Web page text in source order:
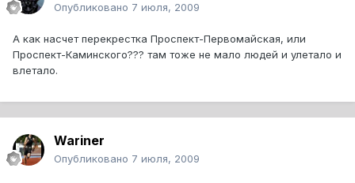
Опубликовано 7 июля, 2009
А как насчет перекрестка Проспект-Первомайская, или
Проспект-Каминского??? там тоже не мало людей и улетало и
влетало.
Wariner
Опубликовано 7 июля, 2009